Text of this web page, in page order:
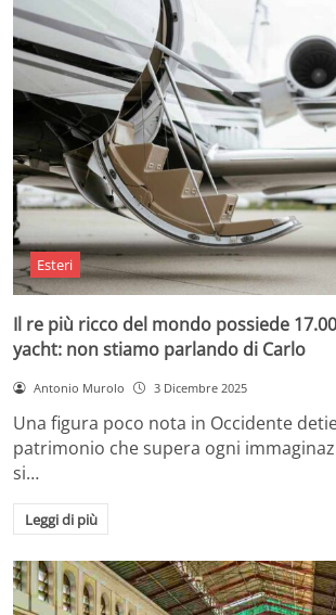
Esteri
Il re più ricco del mondo possiede
yacht: non stiamo parlando di Carlo
Antonio Murolo 3 Dicembre 2025
Una figura poco nota in Occidente
patrimonio che supera ogni
si…
Leggi di più